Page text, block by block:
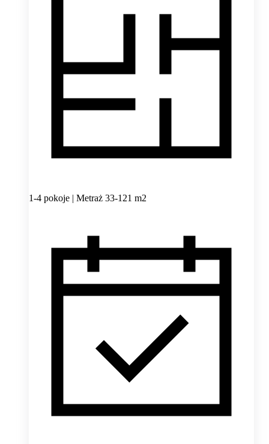
1-4 pokoje | Metraż 33-121 m2